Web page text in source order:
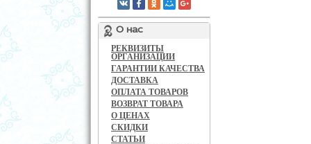
О нас
РЕКВИЗИТЫ
ОРГАНИЗАЦИИ
ГАРАНТИИ КАЧЕСТВА
ДОСТАВКА
ОПЛАТА ТОВАРОВ
ВОЗВРАТ ТОВАРА
О ЦЕНАХ
СКИДКИ
СТАТЬИ